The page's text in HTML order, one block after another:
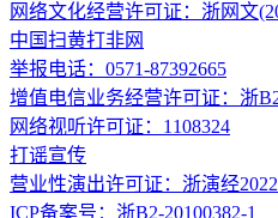
网络文化经营许可证：浙网文
中国扫黄打非网
举报电话：0571-87392665
增值电信业务经营许可证：浙
网络视听许可证：1108324
打谣宣传
营业性演出许可证：浙演经
ICP备案号：浙B2-20100382-1